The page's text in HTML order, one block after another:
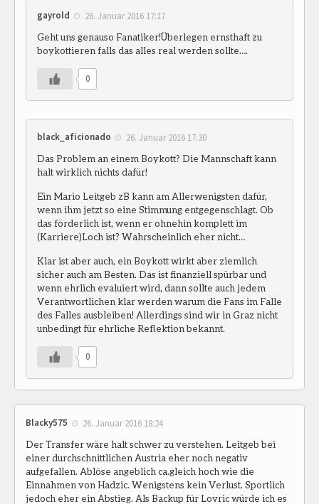
gayrold 26. Januar 2016 17:17
Geht uns genauso Fanatiker!Überlegen ernsthaft zu
boykottieren falls das alles real werden sollte….
0
black_aficionado 26. Januar 2016 17:30
Das Problem an einem Boykott? Die Mannschaft kann
halt wirklich nichts dafür!
Ein Mario Leitgeb zB kann am Allerwenigsten dafür,
wenn ihm jetzt so eine Stimmung entgegenschlagt. Ob
das förderlich ist, wenn er ohnehin komplett im
(Karriere)Loch ist? Wahrscheinlich eher nicht…
Klar ist aber auch, ein Boykott wirkt aber ziemlich
sicher auch am Besten. Das ist finanziell spürbar und
wenn ehrlich evaluiert wird, dann sollte auch jedem
Verantwortlichen klar werden warum die Fans im Falle
des Falles ausbleiben! Allerdings sind wir in Graz nicht
unbedingt für ehrliche Reflektion bekannt.
0
Blacky575 26. Januar 2016 18:24
Der Transfer wäre halt schwer zu verstehen. Leitgeb bei
einer durchschnittlichen Austria eher noch negativ
aufgefallen. Ablöse angeblich ca.gleich hoch wie die
Einnahmen von Hadzic. Wenigstens kein Verlust. Sportlich
jedoch eher ein Abstieg. Als Backup für Lovric würde ich es